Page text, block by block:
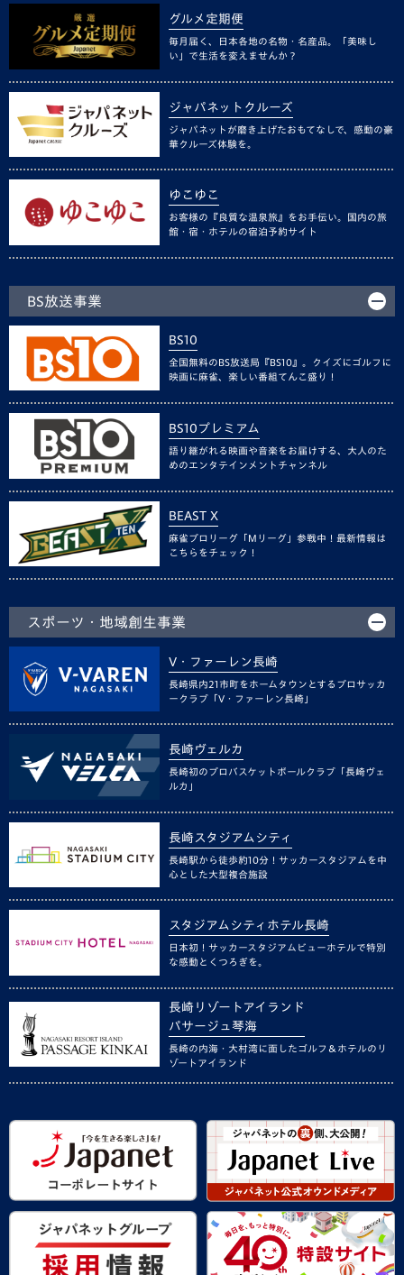
グルメ定期便
毎月届く、日本各地の名物・名産品。「美味し
い」で生活を変えませんか？
ジャパネットクルーズ
ジャパネットが磨き上げたおもてなしで、感動の豪
華クルーズ体験を。
ゆこゆこ
お客様の『良質な温泉旅』をお手伝い。国内の旅
館・宿・ホテルの宿泊予約サイト
BS放送事業
BS10
全国無料のBS放送局『BS10』。クイズにゴルフに
映画に麻雀、楽しい番組てんこ盛り！
BS10プレミアム
語り継がれる映画や音楽をお届けする、大人のた
めのエンタテインメントチャンネル
BEAST X
麻雀プロリーグ「Mリーグ」参戦中！最新情報は
こちらをチェック！
スポーツ・地域創生事業
V・ファーレン長崎
長崎県内21市町をホームタウンとするプロサッカ
ークラブ「V・ファーレン長崎」
長崎ヴェルカ
長崎初のプロバスケットボールクラブ「長崎ヴェ
ルカ」
長崎スタジアムシティ
長崎駅から徒歩約10分！サッカースタジアムを中
心とした大型複合施設
スタジアムシティホテル長崎
日本初！サッカースタジアムビューホテルで特別
な感動とくつろぎを。
長崎リゾートアイランド
パサージュ琴海
長崎の内海・大村湾に面したゴルフ＆ホテルのリ
ゾートアイランド